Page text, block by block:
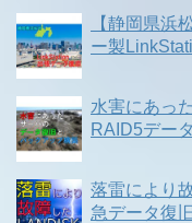
【静岡県浜
ー製
水害にあっ
RAID5デー
落雷により
急データ復旧